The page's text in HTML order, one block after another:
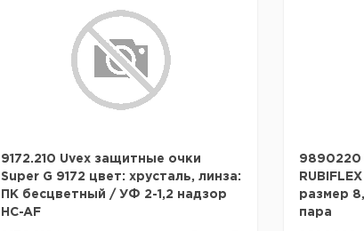
9172.210 Uvex защитные очки
Super G 9172 цвет: хрусталь, линза:
ПК бесцветный / УФ 2-1,2 надзор
HC-AF
9890220
размер
пара